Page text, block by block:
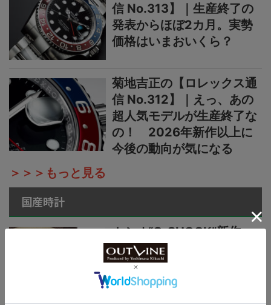
信 No.313】｜生産終了の
発表からほぼ2カ月。実勢
価格はいまおいくら？
菊地吉正の【ロレックス通
信 No.312】｜えっ、あの
超人気モデルが生産終了な
の！ 2026年新作以上に
今後の動向が気になる
＞＞＞もっと見る
国産時計
カシオ“G-SHOCK”新作
【“ライトイエローゴールド
×ブラウン”で3機種】黄金
の地平線をテーマにし